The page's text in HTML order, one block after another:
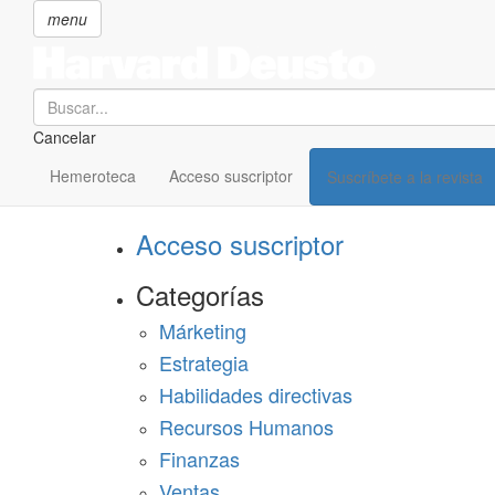
menu
Search
Cancelar
Hemeroteca Acceso suscriptor Suscríbete a la revista
SECCIONES
Suscríbete a Harvard Deusto
Acceso suscriptor
Categorías
Márketing
Estrategia
Habilidades directivas
Recursos Humanos
Finanzas